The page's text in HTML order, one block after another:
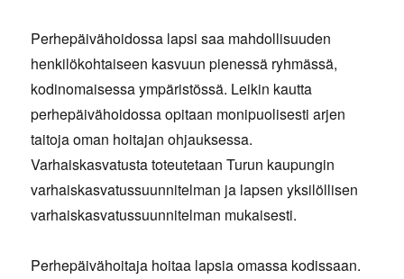
Perhepäivähoidossa lapsi saa mahdollisuuden
henkilökohtaiseen kasvuun pienessä ryhmässä,
kodinomaisessa ympäristössä. Leikin kautta
perhepäivähoidossa opitaan monipuolisesti arjen
taitoja oman hoitajan ohjauksessa.
Varhaiskasvatusta toteutetaan Turun kaupungin
varhaiskasvatussuunnitelman ja lapsen yksilöllisen
varhaiskasvatussuunnitelman mukaisesti.
Perhepäivähoitaja hoitaa lapsia omassa kodissaan.